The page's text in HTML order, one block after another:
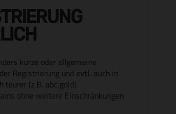
kurze oder allgemeine
Registrierung und evtl. auch in
teurer (z.B. abc.gold).
ohne weitere Einschränkungen